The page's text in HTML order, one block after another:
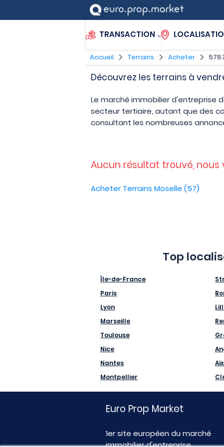
TRANSACTION
Accueil Terrains Acheter
Découvrez les terrains à
Le marché immobilier d'entreprise
secteur tertiaire, autant que des
consultant les nombreuses
Aucun résultat trouvé, nous
Acheter Terrains Moselle (57)
Top
Île-de-France
Paris
Lyon
Marseille
Toulouse
Nice
Nantes
Montpellier
Euro Prop Market
1er site européen du marché